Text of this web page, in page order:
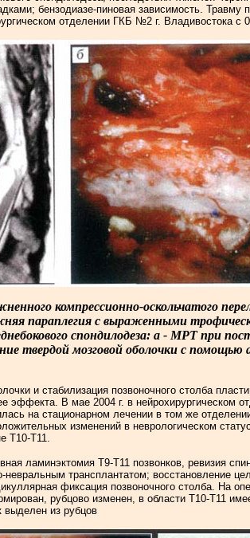
бензодиазе-пиновая зависимость. Травму
отделении ГКБ №2 г. Владивостока с
компрессионно-оскольчатого
параплегия с выраженными
спондилодеза: а - МРТ при
твердой мозговой оболочки с
и стабилизация позвоночного столба
эффекта. В мае 2004 г. в нейрохирургическом
на стационарном лечении в том же
изменений в неврологическом
Т10-Т11.
ламинэктомия Т9-Т11 позвонков, ревизия
невральным трансплантатом; восстановление
фиксация позвоночного столба. На
рубцово изменен, в области Т10-Т11
выделен из рубцов